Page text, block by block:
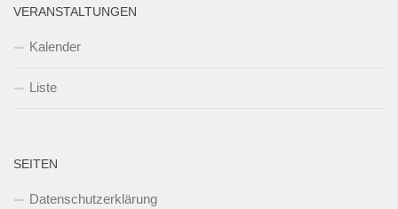
VERANSTALTUNGEN
Kalender
Liste
SEITEN
Datenschutzerklärung